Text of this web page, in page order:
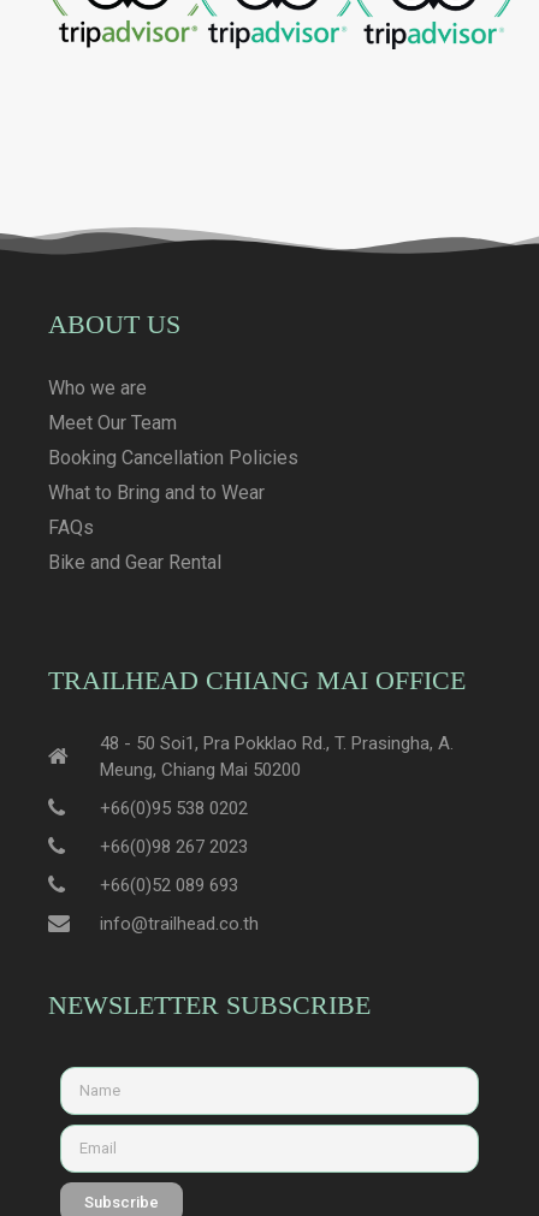
ABOUT US
Who we are
Meet Our Team
Booking Cancellation Policies
What to Bring and to Wear
FAQs
Bike and Gear Rental
TRAILHEAD CHIANG MAI OFFICE
48 - 50 Soi1, Pra Pokklao Rd., T. Prasingha, A.
Meung, Chiang Mai 50200
+66(0)95 538 0202
+66(0)98 267 2023
+66(0)52 089 693
info@trailhead.co.th
NEWSLETTER SUBSCRIBE
Subscribe